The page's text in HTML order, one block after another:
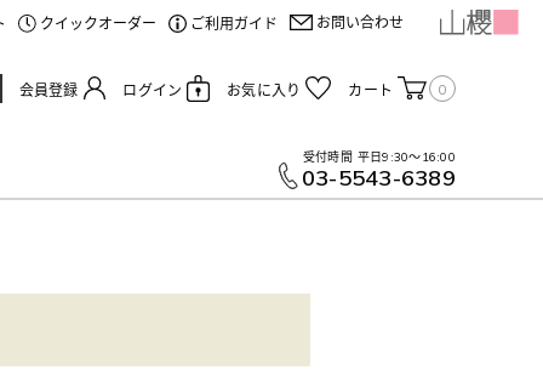
クイックオーダー ご利用ガイド お問い合わせ
会員登録 ログイン お気に入り カート 0
受付時間 平日9:30～16:00
03-5543-6389